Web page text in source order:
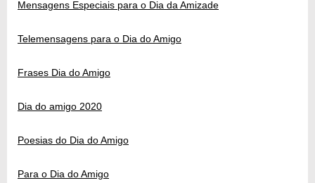
Mensagens Especiais para o Dia da Amizade
Telemensagens para o Dia do Amigo
Frases Dia do Amigo
Dia do amigo 2020
Poesias do Dia do Amigo
Para o Dia do Amigo